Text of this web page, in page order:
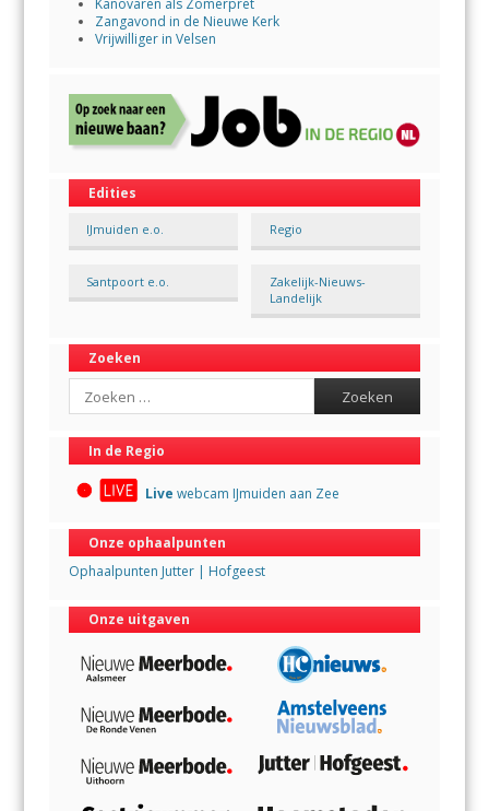
Kanovaren als Zomerpret
Zangavond in de Nieuwe Kerk
Vrijwilliger in Velsen
Edities
IJmuiden e.o. Regio
Santpoort e.o.
Zakelijk-Nieuws-
Landelijk
Zoeken
Search
In de Regio
Live webcam IJmuiden aan Zee
Onze ophaalpunten
Ophaalpunten Jutter | Hofgeest
Onze uitgaven